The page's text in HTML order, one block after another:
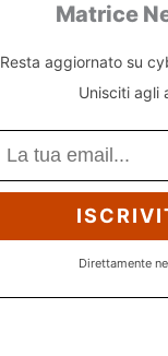
Matrice
Resta aggiornato su
Unisciti agli
Direttamente